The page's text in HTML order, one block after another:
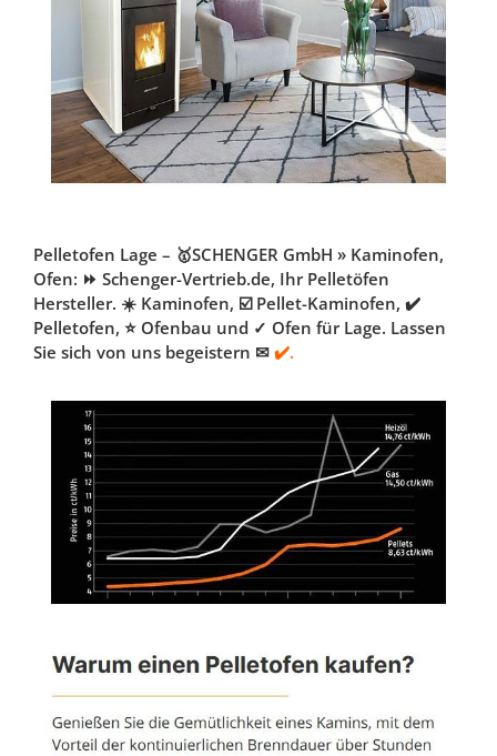
Pelletofen Lage – 🥇SCHENGER GmbH » Kaminofen,
Ofen: ⏩ Schenger-Vertrieb.de, Ihr Pelletöfen
Hersteller. ☀️ Kaminofen, ☑️ Pellet-Kaminofen, ✔️
Pelletofen, ⭐ Ofenbau und ✓ Ofen für Lage. Lassen
Sie sich von uns begeistern ✉ ✔️.